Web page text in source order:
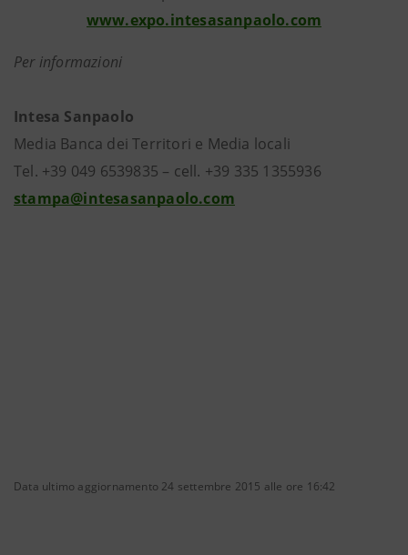
www.expo.intesasanpaolo.com
Per informazioni
Intesa Sanpaolo
Media Banca dei Territori e Media locali
Tel. +39 049 6539835 – cell. +39 335 1355936
stampa@intesasanpaolo.com
Data ultimo aggiornamento 24 settembre 2015 alle ore 16:42